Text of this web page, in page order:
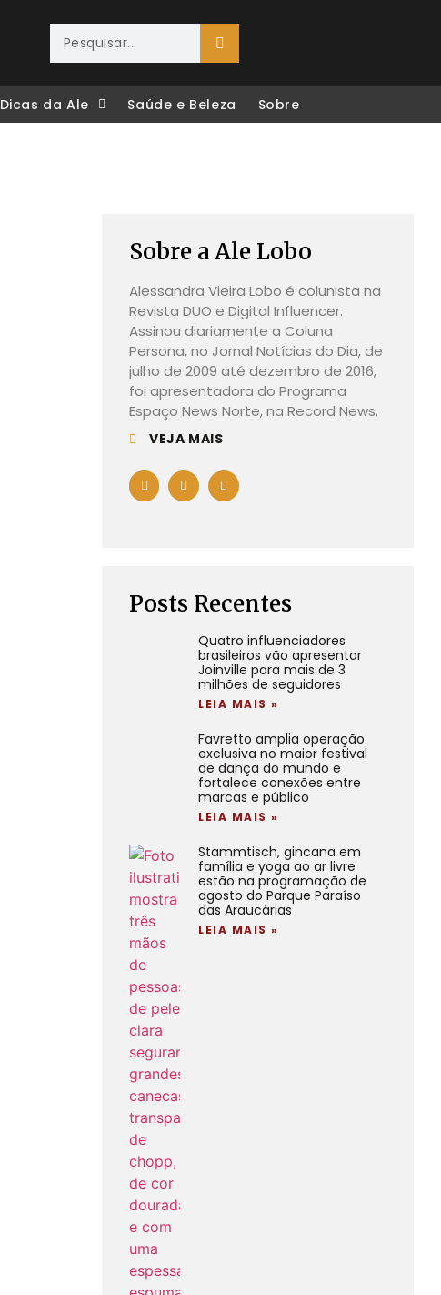
Dicas da Ale Saúde e Beleza Sobre
Sobre a Ale Lobo
Alessandra Vieira Lobo é colunista na
Revista DUO e Digital Influencer.
Assinou diariamente a Coluna
Persona, no Jornal Notícias do Dia, de
julho de 2009 até dezembro de 2016,
foi apresentadora do Programa
Espaço News Norte, na Record News.
VEJA MAIS
Posts Recentes
Quatro influenciadores
brasileiros vão apresentar
Joinville para mais de 3
milhões de seguidores
LEIA MAIS »
Favretto amplia operação
exclusiva no maior festival
de dança do mundo e
fortalece conexões entre
marcas e público
LEIA MAIS »
Stammtisch, gincana em
família e yoga ao ar livre
estão na programação de
agosto do Parque Paraíso
das Araucárias
LEIA MAIS »